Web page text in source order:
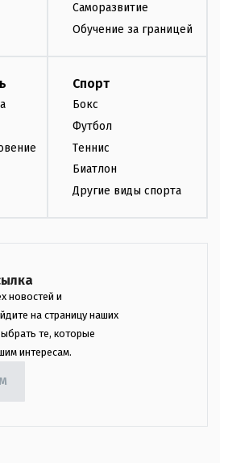
Саморазвитие
Обучение за границей
Спорт
Бокс
Футбол
Теннис
Биатлон
Другие виды спорта
новостей и
на страницу наших
те, которые
интересам.